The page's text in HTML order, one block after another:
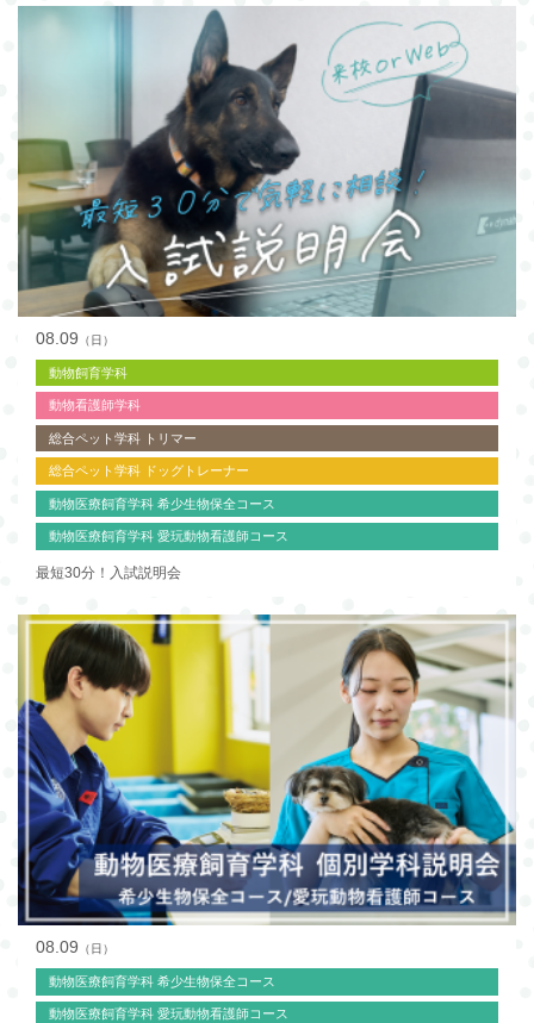
08.09 （日）
動物飼育学科
動物看護師学科
総合ペット学科 トリマー
総合ペット学科 ドッグトレーナー
動物医療飼育学科 希少生物保全コース
動物医療飼育学科 愛玩動物看護師コース
最短30分！入試説明会
08.09 （日）
動物医療飼育学科 希少生物保全コース
動物医療飼育学科 愛玩動物看護師コース